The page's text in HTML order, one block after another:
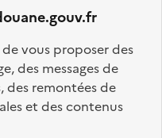
vous proposer des
des messages de
des remontées de
et des contenus